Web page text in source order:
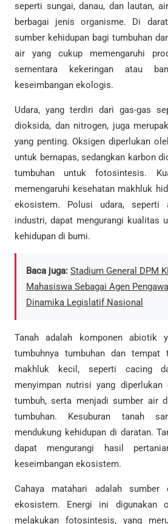
seperti sungai, danau, dan lautan,
berbagai jenis organisme. Di
sumber kehidupan bagi tumbuhan
air yang cukup memengaruhi
sementara kekeringan atau
keseimbangan ekologis.
Udara, yang terdiri dari gas-gas
dioksida, dan nitrogen, juga
yang penting. Oksigen diperlukan
untuk bernapas, sedangkan karbon
tumbuhan untuk fotosintesis.
memengaruhi kesehatan makhluk
ekosistem. Polusi udara, seperti
industri, dapat mengurangi kualitas
kehidupan di bumi.
Baca juga: Stadium General DPM
Mahasiswa Sebagai Agen
Dinamika Legislatif Nasional
Tanah adalah komponen abiotik
tumbuhnya tumbuhan dan tempat
makhluk kecil, seperti cacing
menyimpan nutrisi yang diperlukan
tumbuh, serta menjadi sumber air
tumbuhan. Kesuburan tanah
mendukung kehidupan di daratan.
dapat mengurangi hasil
keseimbangan ekosistem.
Cahaya matahari adalah sumber
ekosistem. Energi ini digunakan
melakukan fotosintesis, yang